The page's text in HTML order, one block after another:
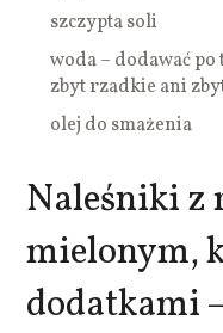
szczypta soli
woda – dodawać
zbyt rzadkie ani
olej do smażenia
Naleśniki z
mielonym,
dodatkami